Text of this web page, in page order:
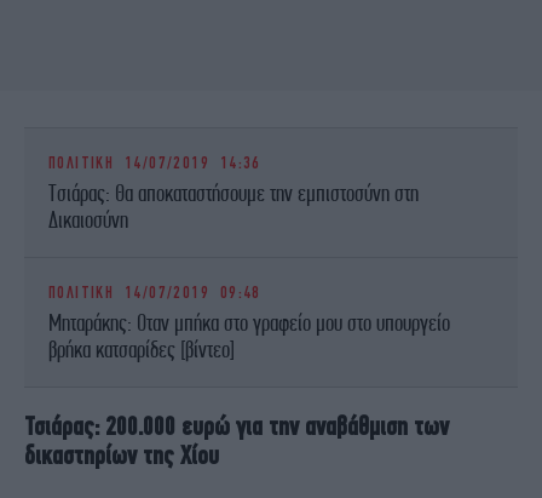
ΠΟΛΙΤΙΚΗ 14/07/2019 14:36
Τσιάρας: Θα αποκαταστήσουμε την εμπιστοσύνη στη
Δικαιοσύνη
ΠΟΛΙΤΙΚΗ 14/07/2019 09:48
Μηταράκης: Οταν μπήκα στο γραφείο μου στο υπουργείο
βρήκα κατσαρίδες [βίντεο]
Τσιάρας: 200.000 ευρώ για την αναβάθμιση των
δικαστηρίων της Χίου